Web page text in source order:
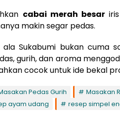
cabai merah besar
makin segar pedas.
ala Sukabumi bukan cuma
gurih, dan aroma
cocok untuk ide bekal
Pedas Gurih
Masakan
ayam udang
resep simpel